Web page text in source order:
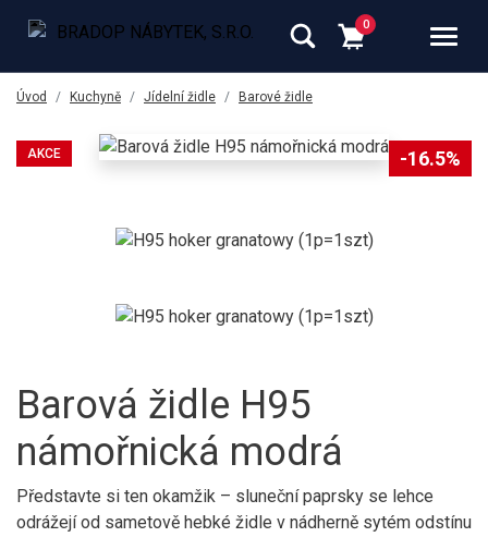
Úvod Kuchyně Jídelní židle Barové židle
AKCE -16.5%
Barová židle H95
námořnická modrá
Představte si ten okamžik – sluneční paprsky se lehce
odrážejí od sametově hebké židle v nádherně sytém odstínu